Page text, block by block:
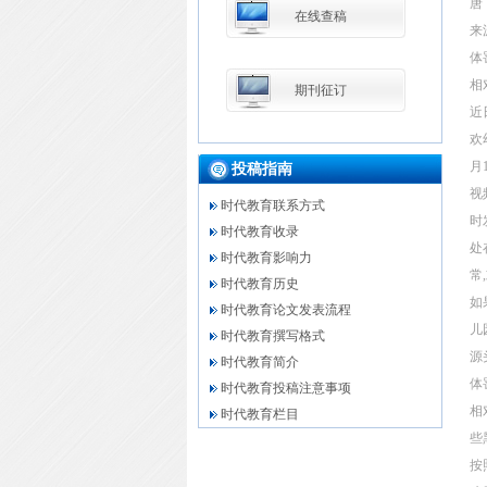
在线查稿
期刊征订
投稿指南
时代教育联系方式
时代教育收录
时代教育影响力
时代教育历史
时代教育论文发表流程
时代教育撰写格式
时代教育简介
时代教育投稿注意事项
时代教育栏目
来
体
相
近
欢
月
视
时
处
常
如
源
体
相
些
按